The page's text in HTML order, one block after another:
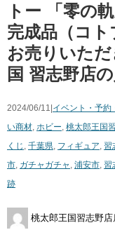
トー ​「零の
完成品（コト
お売りいた
国 習志野店
2024/06/11| イベント・予約
い商材, ホビー, 桃太郎王国
くじ , 千葉県, フィギュア, 習
市, ガチャガチャ , 浦安市, 習
跡
桃太郎王国習志野店